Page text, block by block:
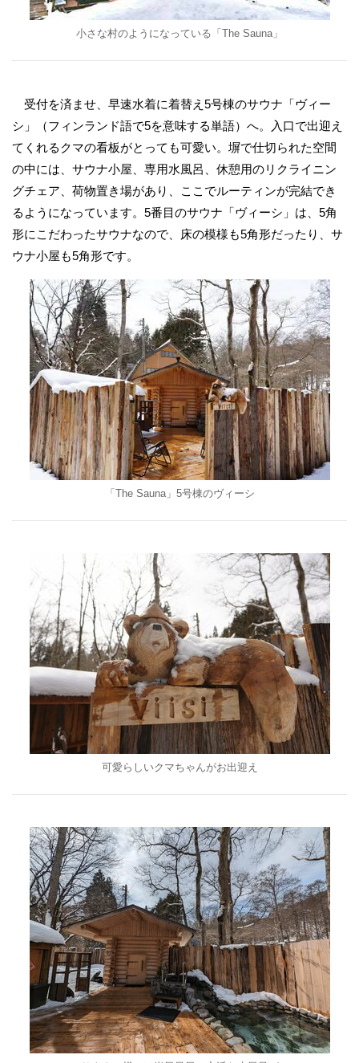
小さな村のようになっている「The Sauna」
受付を済ませ、早速水着に着替え5号棟のサウナ「ヴィー
シ」（フィンランド語で5を意味する単語）へ。入口で出迎え
てくれるクマの看板がとっても可愛い。塀で仕切られた空間
の中には、サウナ小屋、専用水風呂、休憩用のリクライニン
グチェア、荷物置き場があり、ここでルーティンが完結でき
るようになっています。5番目のサウナ「ヴィーシ」は、5角
形にこだわったサウナなので、床の模様も5角形だったり、サ
ウナ小屋も5角形です。
「The Sauna」5号棟のヴィーシ
可愛らしいクマちゃんがお出迎え